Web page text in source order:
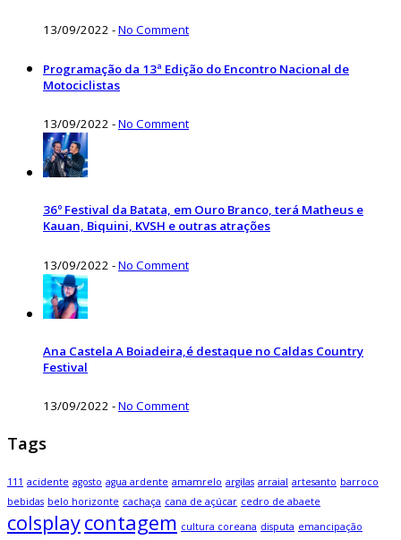
13/09/2022 -No Comment
Programação da 13ª Edição do Encontro Nacional de
Motociclistas
13/09/2022 -No Comment
36º Festival da Batata, em Ouro Branco, terá Matheus e
Kauan, Biquini, KVSH e outras atrações
13/09/2022 -No Comment
Ana Castela A Boiadeira,é destaque no Caldas Country
Festival
13/09/2022 -No Comment
Tags
111 acidente agosto agua ardente amamrelo argilas arraial artesanto barroco
bebidas belo horizonte cachaça cana de açúcar cedro de abaete
colsplaycontagem cultura coreana disputa emancipação